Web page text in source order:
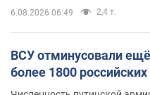
6.08.2026 06:49 2,4 т.
ВСУ отминусовали
более 1800